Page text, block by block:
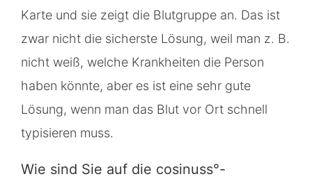
Karte und sie zeigt die Blutgruppe an. Das ist
zwar nicht die sicherste Lösung, weil man z. B.
nicht weiß, welche Krankheiten die Person
haben könnte, aber es ist eine sehr gute
Lösung, wenn man das Blut vor Ort schnell
typisieren muss.
Wie sind Sie auf die cosinuss°-